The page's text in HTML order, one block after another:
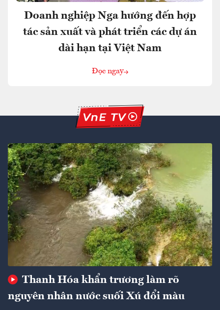
Doanh nghiệp Nga hướng đến hợp
tác sản xuất và phát triển các dự án
dài hạn tại Việt Nam
Đọc ngay
Thanh Hóa khẩn trương làm rõ
nguyên nhân nước suối Xú đổi màu